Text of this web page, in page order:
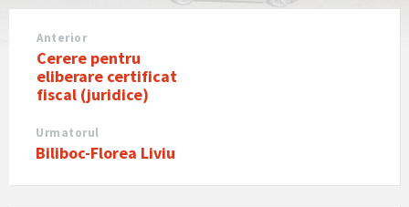
Anterior
Cerere pentru
eliberare certificat
fiscal (juridice)
Urmatorul
Biliboc-Florea Liviu